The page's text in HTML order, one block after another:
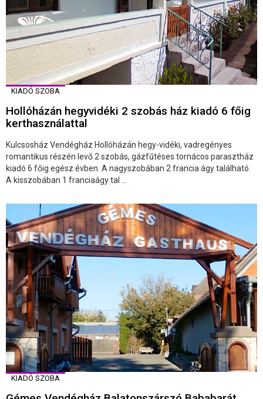
KIADÓ SZOBA
Hollóházán hegyvidéki 2 szobás ház kiadó 6 főig
kerthasználattal
Kulcsosház Vendégház Hollóházán hegy-vidéki, vadregényes
romantikus részén levő 2 szobás, gázfűtéses tornácos parasztház
kiadó 6 főig egész évben. A nagyszobában 2 francia ágy található.
A kisszobában 1 franciaágy tal ...
KIADÓ SZOBA